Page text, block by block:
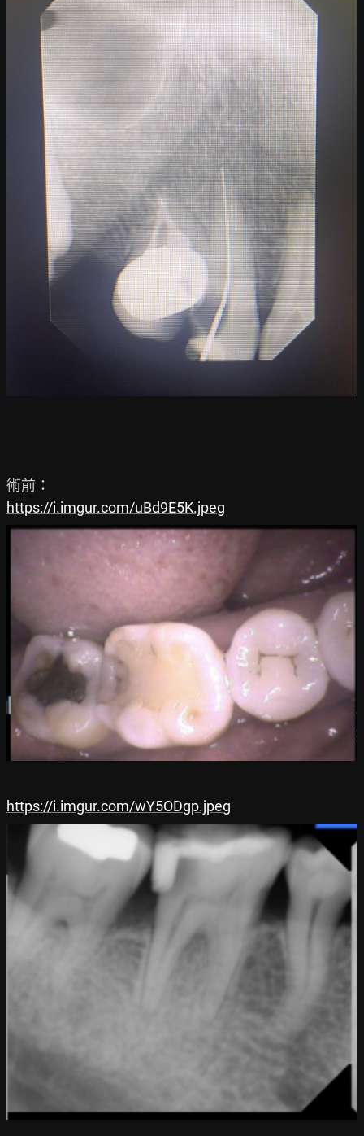
https://i.imgur.com/uBd9E5K.jpeg
https://i.imgur.com/wY5ODgp.jpeg